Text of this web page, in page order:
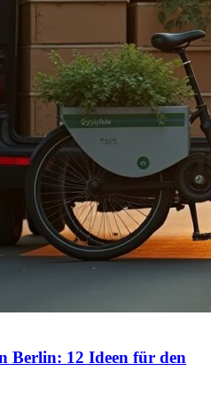
Berlin: 12 Ideen für den